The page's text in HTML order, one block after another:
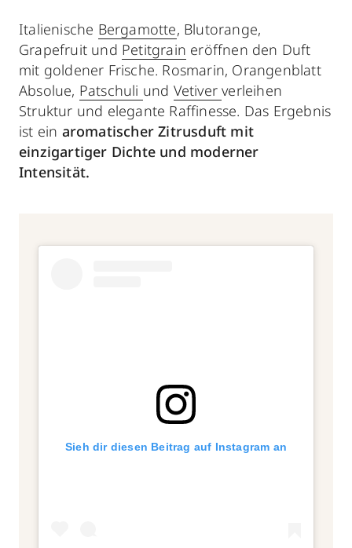
Italienische Bergamotte, Blutorange,
Grapefruit und Petitgrain eröffnen den Duft
mit goldener Frische. Rosmarin, Orangenblatt
Absolue, Patschuli und Vetiververleihen
Struktur und elegante Raffinesse. Das Ergebnis
ist ein aromatischer Zitrusduft mit
einzigartiger Dichte und moderner
Intensität.
Sieh dir diesen Beitrag auf Instagram an